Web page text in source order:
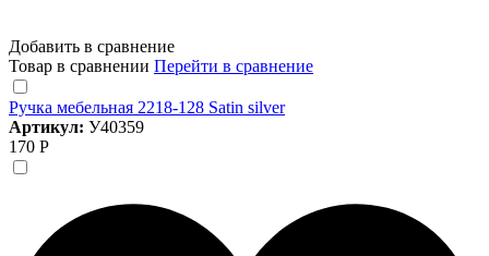
Добавить в сравнение
Товар в сравнении Перейти в сравнение
Ручка мебельная 2218-128 Satin silver
Артикул: У40359
170 Р